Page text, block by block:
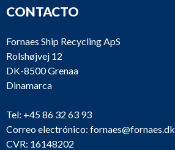
CONTACTO
Fornaes Ship Recycling ApS
Rolshøjvej 12
DK-8500 Grenaa
Dinamarca
Tel: +45 86 32 63 93
Correo electrónico: fornaes@fornaes.dk
CVR: 16148202